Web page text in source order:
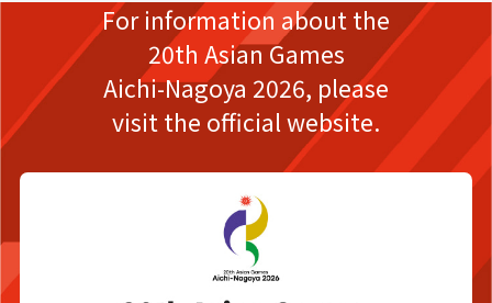
For information about the
20th Asian Games
Aichi-Nagoya 2026, please
visit the official website.